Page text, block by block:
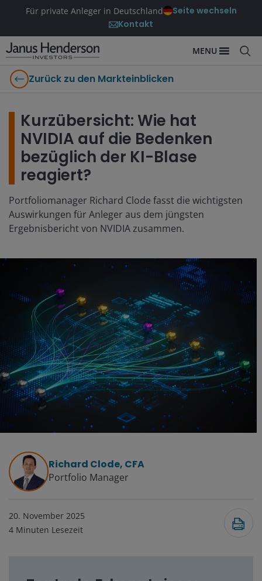
Für private Anleger in Deutschland
Seite wechseln
Kontakt
MENU
Zurück zu den Markteinblicken
Kurzübersicht: Wie hat
NVIDIA auf die Bedenken
bezüglich der KI-Blase
reagiert?
Portfoliomanager Richard Clode fasst die wichtigsten
Auswirkungen für Anleger aus dem jüngsten
Ergebnisbericht von NVIDIA zusammen.
Richard Clode, CFA
Portfolio Manager
20. November 2025
4 Minuten Lesezeit